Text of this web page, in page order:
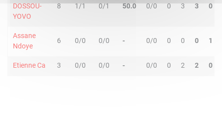
DOSSOU-
YOVO
8 1/1 0/1 50.0 0/0 0 3 3 0
Assane
Ndoye
6 0/0 0/0 - 0/0 0 0 0 1
Etienne Ca 3 0/0 0/0 - 0/0 0 2 2 0